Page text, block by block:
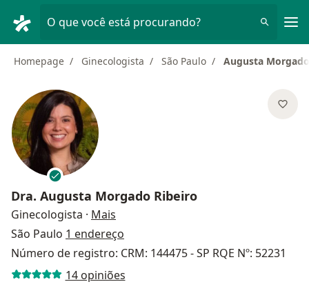
O que você está procurando?
Homepage Ginecologista São Paulo Augusta
Dra. Augusta Morgado Ribeiro
Ginecologista · Mais
São Paulo 1 endereço
Número de registro: CRM: 144475 - SP RQE Nº: 52231
14 opiniões